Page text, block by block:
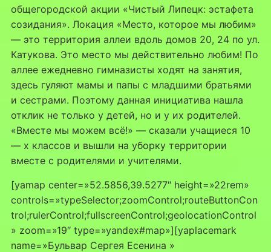
общегородской акции «Чистый Липецк: эстафета
созидания». Локация «Место, которое мы любим»
— это территория аллеи вдоль домов 20, 24 по ул.
Катукова. Это место мы действительно любим! По
аллее ежедневно гимназисты ходят на занятия,
здесь гуляют мамы и папы с младшими братьями
и сестрами. Поэтому данная инициатива нашла
отклик не только у детей, но и у их родителей.
«Вместе мы можем всё!» — сказали учащиеся 10
— х классов и вышли на уборку территории
вместе с родителями и учителями.
[yamap center=»52.5856,39.5277″ height=»22rem»
controls=»typeSelector;zoomControl;routeButtonCon
trol;rulerControl;fullscreenControl;geolocationControl
» zoom=»19″ type=»yandex#map»][yaplacemark
name=»Бульвар Сергея Есенина »